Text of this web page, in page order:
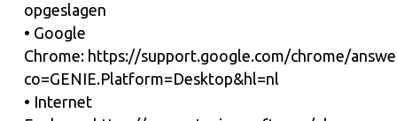
opgeslagen
• Google
Chrome: https://support.google.com/chrome/
co=GENIE.Platform=Desktop&hl=nl
• Internet